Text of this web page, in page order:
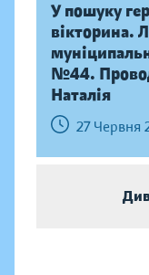
У пошуку
вікторина.
№44.
Наталія
27 Червня